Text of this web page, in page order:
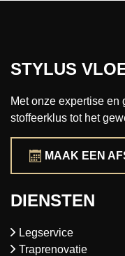
STYLUS
Met onze expertise
stoffeerklus tot het
MAAK EEN
DIENSTEN
Legservice
Traprenovatie